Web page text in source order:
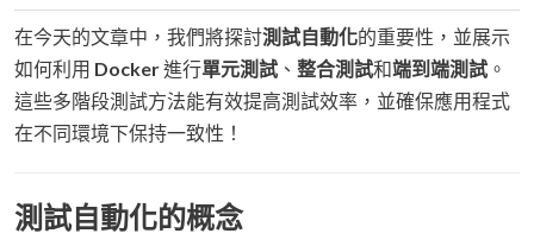
在今天的文章中，我們將探討測試自動化的重要性，並展示
如何利用 Docker進行單元測試 、 整合測試和端到端測試 。
這些多階段測試方法能有效提高測試效率，並確保應用程式
在不同環境下保持一致性！
測試自動化的概念